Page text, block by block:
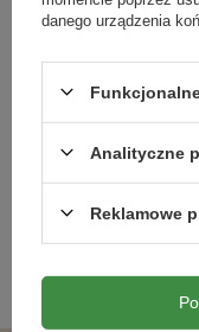
Brassica oleracea var.
Kategorie
Nasiona warzyw,
danego urządzenia
Analityczne
Reklamowe